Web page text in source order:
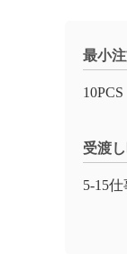
最小
10PCS
受渡
5-15仕